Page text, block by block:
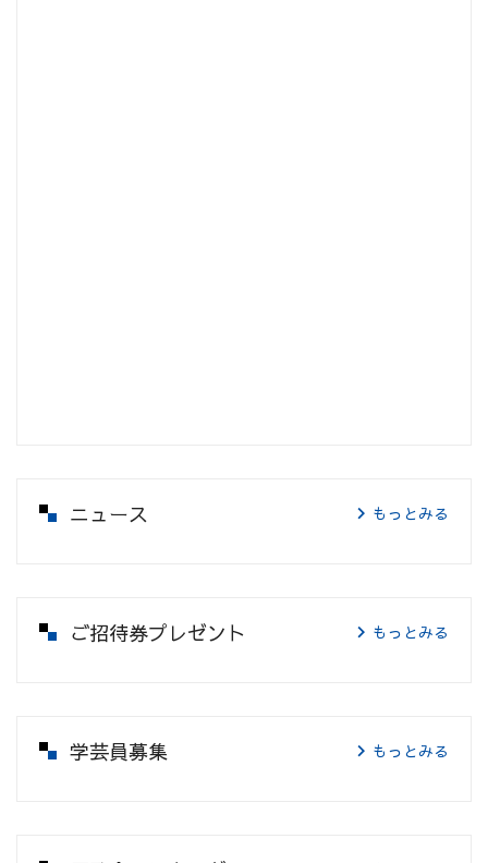
ニュース もっとみる
ご招待券プレゼント もっとみる
学芸員募集 もっとみる